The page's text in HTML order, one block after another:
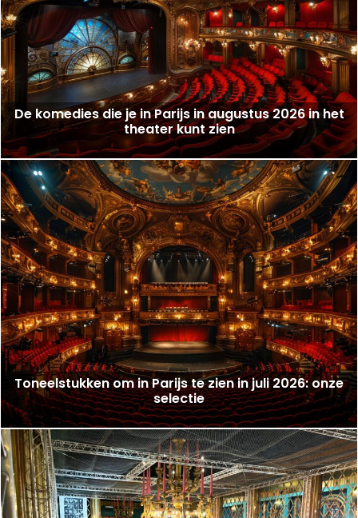
De komedies die je in Parijs in augustus 2026 in het
theater kunt zien
Toneelstukken om in Parijs te zien in juli 2026: onze
selectie